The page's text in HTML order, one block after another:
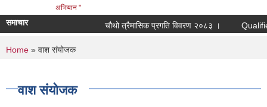
अभियान "
समाचार चौथो त्रैमासिक प्रगति विवरण २०८३ । Qualified
You are here
Home » वाश संयोजक
वाश संयोजक